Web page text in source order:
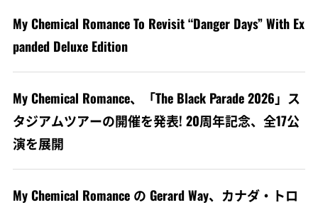
My Chemical Romance To Revisit “Danger Days” With Ex
panded Deluxe Edition
My Chemical Romance、「The Black Parade 2026」ス
タジアムツアーの開催を発表! 20周年記念、全17公
演を展開
My Chemical Romance の Gerard Way、カナダ・トロ